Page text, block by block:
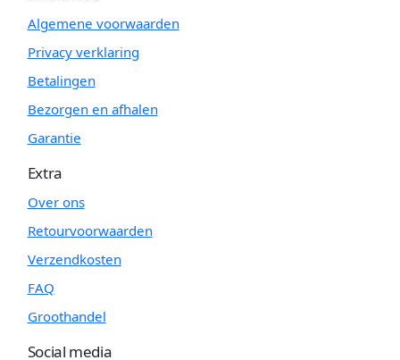
Algemene voorwaarden
Privacy verklaring
Betalingen
Bezorgen en afhalen
Garantie
Extra
Over ons
Retourvoorwaarden
Verzendkosten
FAQ
Groothandel
Social media